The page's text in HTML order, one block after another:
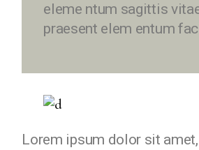
eleme ntum sagittis
praesent elem entum
Lorem ipsum dolor sit